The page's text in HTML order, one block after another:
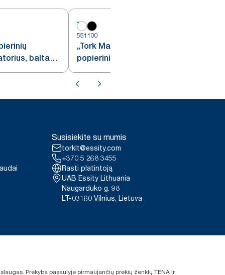
baltas,
551100
„Tork Matic®“ automatinis
popierinių rankšluosčių
dozatorius, baltas, H1
Susisiekite su mumis
torklt@essity.com
+370 5 268 3455
Rasti platintoją
UAB Essity Lithuania
Naugarduko g. 98
LT-03160 Vilnius, Lietuva
Prekyba pasaulyje pirmaujančių prekių ženklų TENA ir